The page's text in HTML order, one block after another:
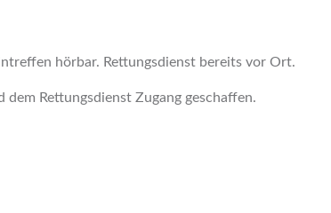
hörbar. Rettungsdienst bereits vor Ort.
Rettungsdienst Zugang geschaffen.